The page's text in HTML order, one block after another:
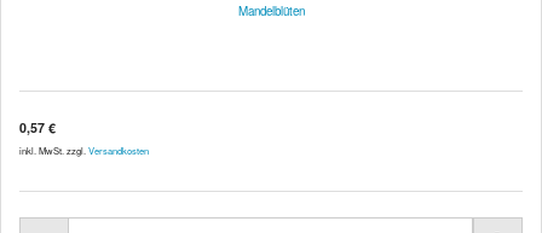
Mandelblüten
0,57 €
inkl. MwSt. zzgl. Versandkosten